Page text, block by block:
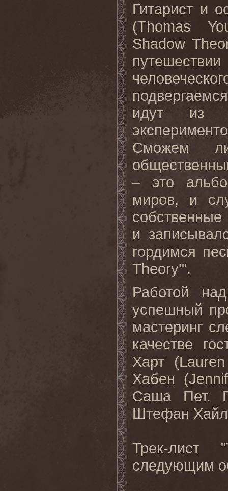
Гитарист и
(Thomas
Shadow
идут из
Сможем
– это
миров, и
и
гордимся
Theory'".
Работой
успешный
мастеринг
качестве
Харт (Lauren
Хабен (
Саша Пет.
Штефан
Трек-лист "
следующим